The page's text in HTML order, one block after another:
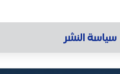
سياسة النشر